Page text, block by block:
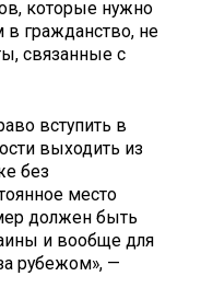
которые нужно
в гражданство, не
связанные с
вступить в
выходить из
без
место
должен быть
и вообще для
рубежом», —